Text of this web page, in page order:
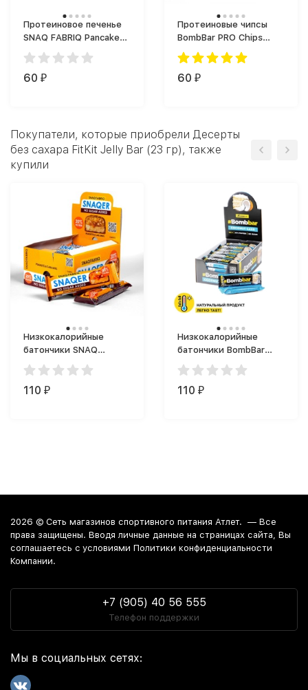
Протеиновое печенье
SNAQ FABRIQ Pancake
(45 г)
60 ₽
Протеиновые чипсы
BombBar PRO Chips
Protein (50 г)
60 ₽
Покупатели, которые приобрели Десерты
без сахара FitKit Jelly Bar (23 гр), также
купили
Низкокалорийные
батончики SNAQ
110 ₽
Низкокалорийные
батончики BombBar
Батончик
110 ₽
2026 © Сеть магазинов спортивного питания Атлет. — Все
права защищены. Вводя личные данные на страницах сайта, Вы
соглашаетесь c условиями Политики конфиденциальности
Компании.
+7 (905) 40 56 555
Телефон поддержки
Мы в социальных сетях: